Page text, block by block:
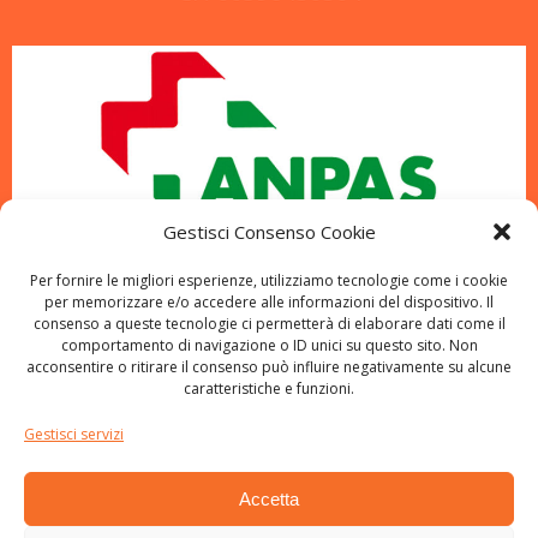
Gestisci Consenso Cookie
Per fornire le migliori esperienze, utilizziamo tecnologie come i cookie
per memorizzare e/o accedere alle informazioni del dispositivo. Il
consenso a queste tecnologie ci permetterà di elaborare dati come il
comportamento di navigazione o ID unici su questo sito. Non
acconsentire o ritirare il consenso può influire negativamente su alcune
caratteristiche e funzioni.
Gestisci servizi
Accetta